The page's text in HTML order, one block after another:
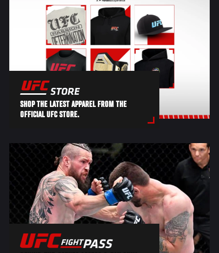
SHOP THE LATEST APPAREL FROM THE
OFFICIAL UFC STORE.